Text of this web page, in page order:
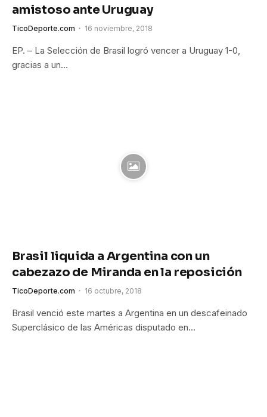
amistoso ante Uruguay
TicoDeporte.com 16 noviembre, 2018
EP. – La Selección de Brasil logró vencer a Uruguay 1-0,
gracias a un…
Brasil liquida a Argentina con un
cabezazo de Miranda en la reposición
TicoDeporte.com 16 octubre, 2018
Brasil venció este martes a Argentina en un descafeinado
Superclásico de las Américas disputado en…